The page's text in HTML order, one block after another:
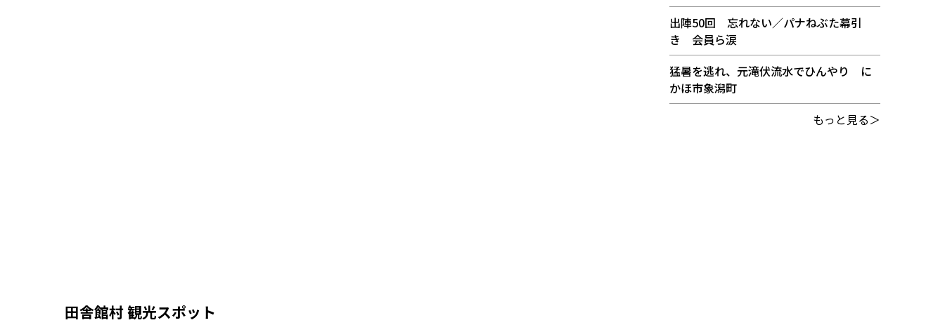
田舎館村 観光スポット
出陣50回 忘れない／パナねぶた幕引
き 会員ら涙
猛暑を逃れ、元滝伏流水でひんやり に
かほ市象潟町
もっと見る＞